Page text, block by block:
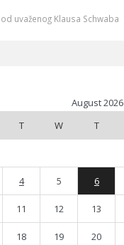
uvaženog Klausa Schwaba
August 2026
T W T
4 5 6
11 12 13
18 19 20